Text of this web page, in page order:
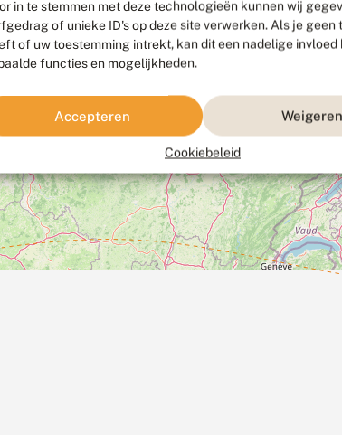
in te stemmen met deze technologieën kunnen wij
of unieke ID's op deze site verwerken. Als je geen
of uw toestemming intrekt, kan dit een nadelige invloed
functies en mogelijkheden.
Accepteren Weigeren
Cookiebeleid